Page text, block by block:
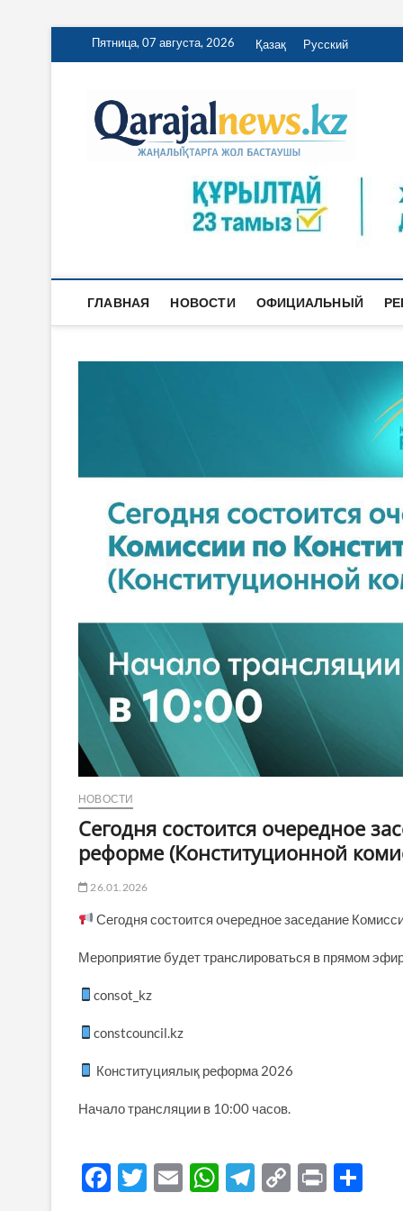
ПерейтиПятница, 07 августа, 2026 Қазақ Русский
ГЛАВНАЯ НОВОСТИ ОФИЦИАЛЬНЫЙ
НОВОСТИ
Сегодня состоится очередное
реформе (Конституционной
26.01.2026
Сегодня состоится очередное заседание
Мероприятие будет транслироваться в прямом
consot_kz
constcouncil.kz
Конституциялық реформа 2026
Начало трансляции в 10:00 часов.
F
T
E
W T
C
P